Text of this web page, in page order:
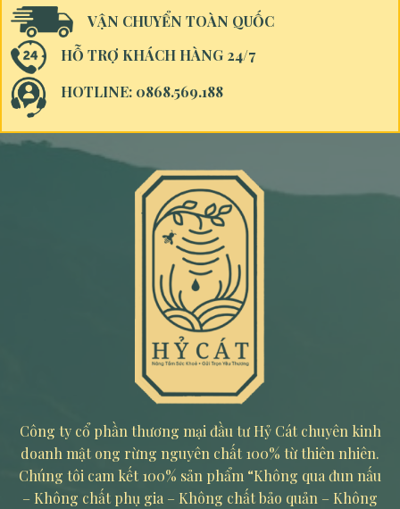
VẬN CHUYỂN TOÀN QUỐC
HỖ TRỢ KHÁCH HÀNG 24/7
HOTLINE: 0868.569.188
Công ty cổ phần thương mại đầu tư Hỷ Cát chuyên kinh
doanh mật ong rừng nguyên chất 100% từ thiên nhiên.
Chúng tôi cam kết 100% sản phẩm “Không qua đun nấu
– Không chất phụ gia – Không chất bảo quản – Không